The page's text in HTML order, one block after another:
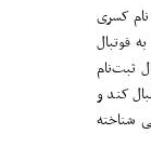
پسر ۴ ساله به نام کسری
فوتبال
ثبت‌نام
کند و
شناخته